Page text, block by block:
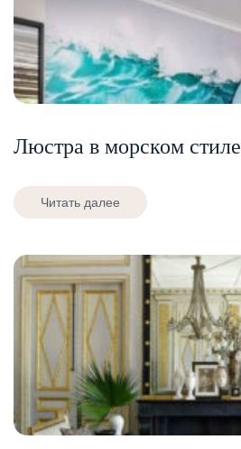
Люстра в морском стиле
Читать далее